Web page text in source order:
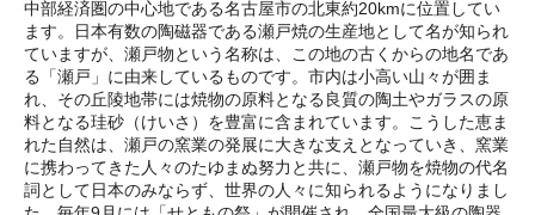
中部経済圏の中心地である名古屋市の北東約20kmに位置してい
ます。日本有数の陶磁器である瀬戸焼の生産地として名が知られ
ていますが、瀬戸物という名称は、この地の古くからの地名であ
る「瀬戸」に由来しているものです。市内は小高い山々が囲ま
れ、その丘陵地帯には焼物の原料となる良質の陶土やガラスの原
料となる珪砂（けいさ）を豊富に含まれています。こうした恵ま
れた自然は、瀬戸の窯業の発展に大きな支えとなっていき、窯業
に携わってきた人々のたゆまぬ努力と共に、瀬戸物を焼物の代名
詞として日本のみならず、世界の人々に知られるようになりまし